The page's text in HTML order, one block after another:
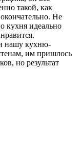
такой, как
Не
кухня идеально
нашу кухню-
им пришлось
но результат